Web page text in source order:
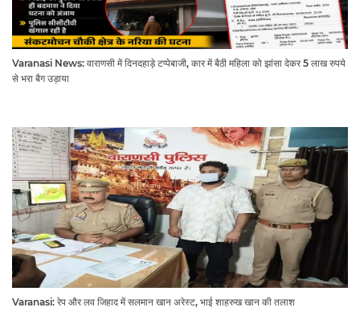
Varanasi News: वाराणसी में दिनदहाड़े टप्पेबाजी, कार में बैठी महिला को झांसा देकर 5 लाख रुपये
से भरा बैग उड़ाया
Varanasi: रेप और लव जिहाद में सलमान खान अरेस्ट, भाई शाहरुख खान की तलाश